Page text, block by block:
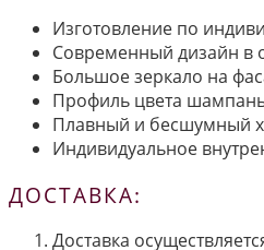
Изготовление по
Современный дизайн в
Большое зеркало на
Профиль цвета
Плавный и бесшумный
Индивидуальное
ДОСТАВКА:
Доставка